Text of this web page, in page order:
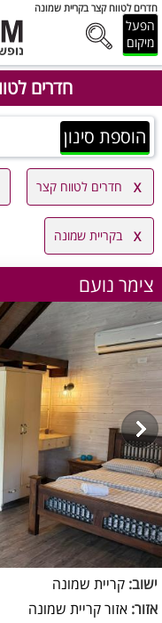
חדרים לטווח קצר בקריית שמונה
הפעל
מיקום
חדרים
הוספת סינון
חדרים לטווח קצר
בקריית שמונה
צימר נועם
ישוב: קריית שמונה
אזור: אזור קריית שמונה